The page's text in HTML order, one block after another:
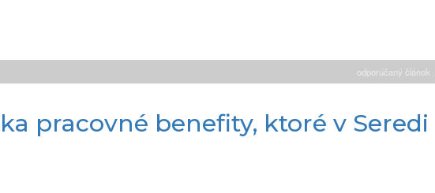
odporúčaný článok
pracovné benefity, ktoré v Seredi